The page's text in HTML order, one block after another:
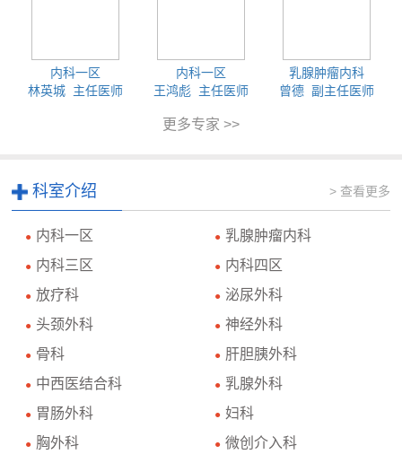
内科一区
林英城 主任医师
内科一区
王鸿彪 主任医师
乳腺肿瘤内科
曾德 副主任医师
更多专家 >>
科室介绍 > 查看更多
● 内科一区 ● 乳腺肿瘤内科
● 内科三区 ● 内科四区
● 放疗科 ● 泌尿外科
● 头颈外科 ● 神经外科
● 骨科 ● 肝胆胰外科
● 中西医结合科 ● 乳腺外科
● 胃肠外科 ● 妇科
● 胸外科 ● 微创介入科